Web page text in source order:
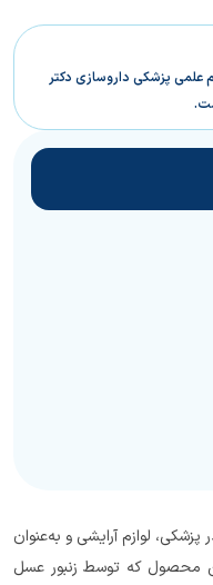
علمی پزشکی داروسازی دکتر
لوازم آرایشی و به‌عنوان
محصول که توسط زنبور عسل